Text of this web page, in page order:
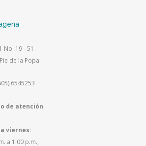
No. 19 - 51
de la Popa
6545253
de atención
viernes:
a 1:00 p.m.,